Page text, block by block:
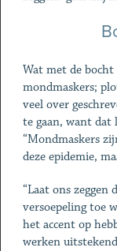
Wat met de
mondmaskers;
veel over
te gaan, want
“Mondmaskers
deze epidemie,
“Laat ons zeggen
versoepeling toe
het accent op
werken